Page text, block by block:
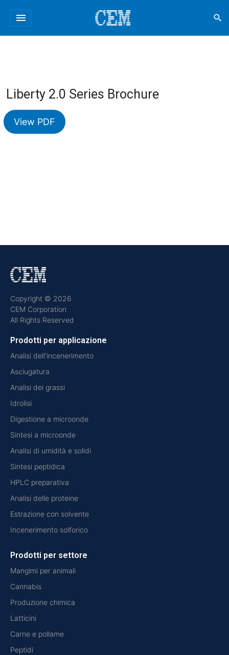
menu search
Liberty 2.0 Series Brochure
View PDF
Copyright © 2026
CEM Corporation
All Rights Reserved
Prodotti per applicazione
Analisi dell'incenerimento
Asciugatura
Analisi dei grassi
Idrolisi
Digestione a microonde
Sintesi a microonde
Analisi di umidità e solidi
Sintesi peptidica
HPLC preparativa
Analisi delle proteine
Estrazione con solvente
Incenerimento solforico
Prodotti per settore
Mangimi per animali
Cannabis
Produzione chimica
Latticini
Carne e pollame
Peptidi